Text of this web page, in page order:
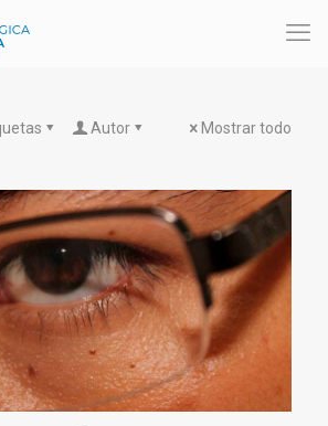
Autor Mostrar todo